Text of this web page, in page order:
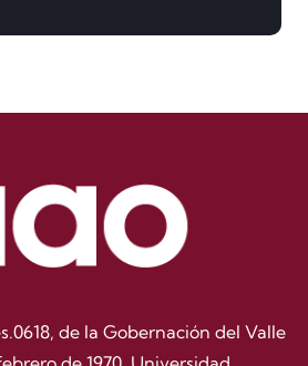
de la Gobernación del Valle